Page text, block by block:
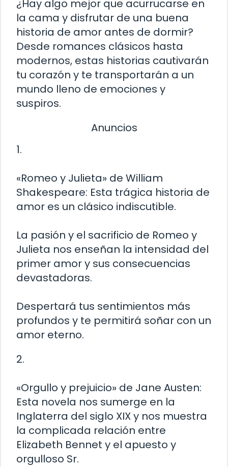
¿Hay algo mejor que acurrucarse en
la cama y disfrutar de una buena
historia de amor antes de dormir?
Desde romances clásicos hasta
modernos, estas historias cautivarán
tu corazón y te transportarán a un
mundo lleno de emociones y
suspiros.
Anuncios
1.
«Romeo y Julieta» de William
Shakespeare: Esta trágica historia de
amor es un clásico indiscutible.
La pasión y el sacrificio de Romeo y
Julieta nos enseñan la intensidad del
primer amor y sus consecuencias
devastadoras.
Despertará tus sentimientos más
profundos y te permitirá soñar con un
amor eterno.
2.
«Orgullo y prejuicio» de Jane Austen:
Esta novela nos sumerge en la
Inglaterra del siglo XIX y nos muestra
la complicada relación entre
Elizabeth Bennet y el apuesto y
orgulloso Sr.